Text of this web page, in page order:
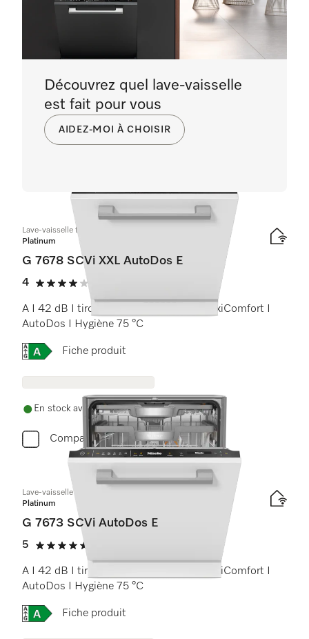
Lave-vaisselle totalement intégrable XXL
Platinum
G 7678 SCVi XXL AutoDos E
4
4 étoiles sur 5
A I 42 dB I tiroir à couverts I paniers MaxiComfort I
AutoDos I Hygiène 75 °C
Online Label Flag, Étiquette énergétique
Fiche produit
En stock avec livraison gratuite
Comparer
Lave-vaisselle totalement intégrable
Platinum
G 7673 SCVi AutoDos E
5
5 étoiles sur 5
A I 42 dB I tiroir à couverts I paniers MaxiComfort I
AutoDos I Hygiène 75 °C
Online Label Flag, Étiquette énergétique
Fiche produit
Découvrez quel lave-vaisselle
est fait pour vous
AIDEZ-MOI À CHOISIR